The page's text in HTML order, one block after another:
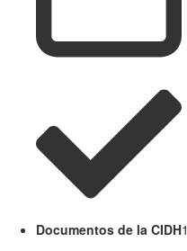
Documentos de la CIDH1